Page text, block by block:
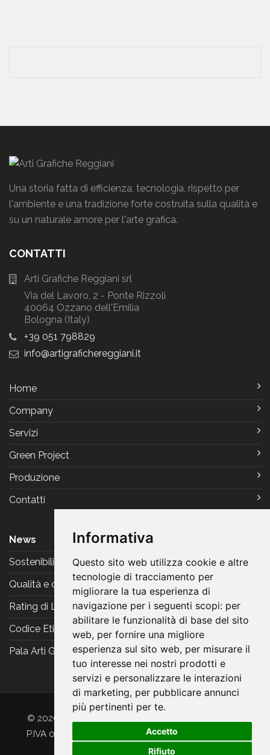
Informativa
Questo sito web utilizza cookie e altre
tecnologie di tracciamento per
migliorare la tua esperienza di
navigazione per i seguenti scopi: per
abilitare le funzionalità di base del sito
web, per fornire una migliore
esperienza sul sito web, per misurare il
tuo interesse nei nostri prodotti e
servizi e personalizzare le interazioni
di marketing, per pubblicare annunci
più pertinenti per te.
Accetto
Rifiuto
Una storia fatta di efficienza, tecnologia, rispetto per
l'ambiente e una tradizione forte costruita sulla qualità e
su un naturale amore per l'arte grafica.
CONTATTI
Arti Grafiche Reggiani srl
Via del Lavoro, 2 - Ponte Rizzoli
40064 Ozzano dell'Emilia
Bologna (Italy)
+39 051 798829
info
artigrafichereggiani it
Home
Company
Servizi
Green Project
Produzione
Contatti
News
Sostenibilità
Qualità e certificazioni
Rating di Legalità
Codice Etico
Pala Arti Grafiche Reggiani
© 2026 Arti Grafiche Reggiani srl. Tutti i diritti riservati.
P.IVA 00521201202 -
Privacy & Coookie